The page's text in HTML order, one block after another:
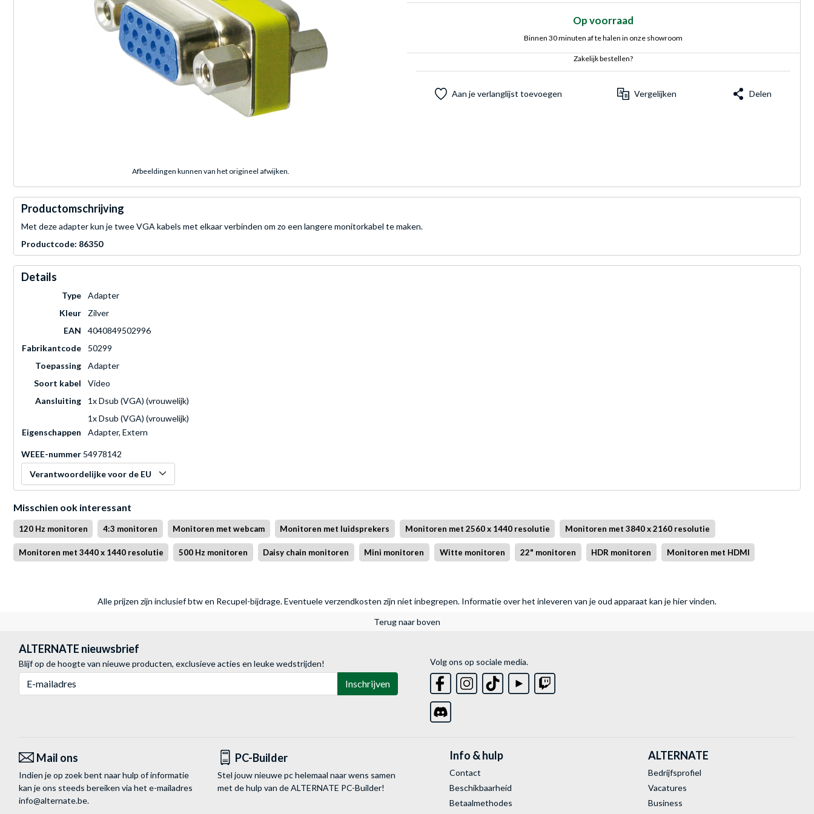
Afbeeldingen kunnen van het origineel afwijken.
Op voorraad
Binnen 30 minuten af te halen in onze showroom
Zakelijk bestellen?
Aan je verlanglijst toevoegen Vergelijken Delen
Productomschrijving
Met deze adapter kun je twee VGA kabels met elkaar verbinden om zo een langere monitorkabel te maken.
Productcode: 86350
Details
Type
Adapter
Kleur
Zilver
EAN
4040849502996
Fabrikantcode
50299
Toepassing
Adapter
Soort kabel
Video
Aansluiting
1x Dsub (VGA) (vrouwelijk)
1x Dsub (VGA) (vrouwelijk)
Eigenschappen
Adapter, Extern
WEEE-nummer 54978142
Verantwoordelijke voor de EU
Misschien ook interessant
120 Hz monitoren 4:3 monitoren Monitoren met webcam Monitoren met luidsprekers Monitoren met 2560 x 1440 resolutie Monitoren met 3840 x 2160 resolutie
Monitoren met 3440 x 1440 resolutie 500 Hz monitoren Daisy chain monitoren Mini monitoren Witte monitoren 22" monitoren HDR monitoren Monitoren met HDMI
Alle prijzen zijn inclusief btw en Recupel-bijdrage. Eventuele verzendkosten zijn niet inbegrepen. Informatie over het inleveren van je oud apparaat kan je hier vinden.
Terug naar boven
ALTERNATE nieuwsbrief
Blijf op de hoogte van nieuwe producten, exclusieve acties en leuke wedstrijden!
Inschrijven
Volg ons op sociale media.
Mail ons
Indien je op zoek bent naar hulp of informatie
kan je ons steeds bereiken via het e-mailadres
info@alternate.be.
PC-Builder
Stel jouw nieuwe pc helemaal naar wens samen
met de hulp van de ALTERNATE PC-Builder!
Info & hulp
Contact
Beschikbaarheid
Betaalmethodes
ALTERNATE
Bedrijfsprofiel
Vacatures
Business